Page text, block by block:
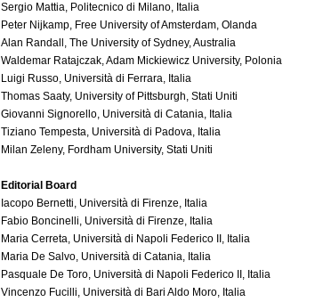
Sergio Mattia, Politecnico di Milano, Italia
Peter Nijkamp, Free University of Amsterdam, Olanda
Alan Randall, The University of Sydney, Australia
Waldemar Ratajczak, Adam Mickiewicz University, Polonia
Luigi Russo, Università di Ferrara, Italia
Thomas Saaty, University of Pittsburgh, Stati Uniti
Giovanni Signorello, Università di Catania, Italia
Tiziano Tempesta, Università di Padova, Italia
Milan Zeleny, Fordham University, Stati Uniti
Editorial Board
Iacopo Bernetti, Università di Firenze, Italia
Fabio Boncinelli, Università di Firenze, Italia
Maria Cerreta, Università di Napoli Federico II, Italia
Maria De Salvo, Università di Catania, Italia
Pasquale De Toro, Università di Napoli Federico II, Italia
Vincenzo Fucilli, Università di Bari Aldo Moro, Italia